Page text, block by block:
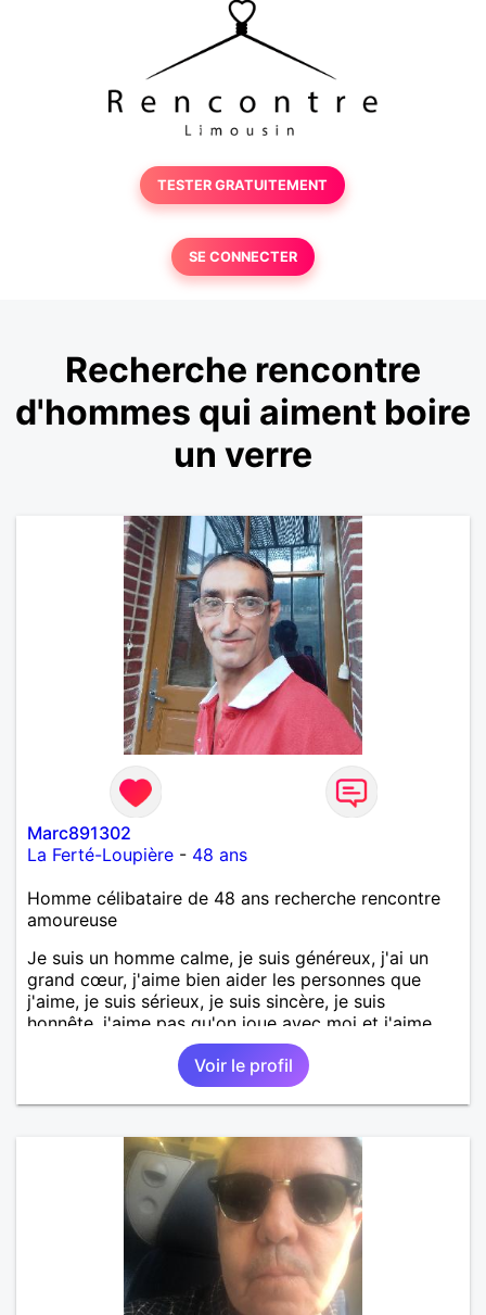
TESTER GRATUITEMENT
SE CONNECTER
Recherche rencontre
d'hommes qui aiment boire
un verre
Marc891302
La Ferté-Loupière - 48 ans
Homme célibataire de 48 ans recherche rencontre
amoureuse
Je suis un homme calme, je suis généreux, j'ai un
grand cœur, j'aime bien aider les personnes que
j'aime, je suis sérieux, je suis sincère, je suis
honnête, j'aime pas qu'on joue avec moi et j'aime
pas les mensonges. Je cherche une relation
amoureuse et sérieuse.Voir le profil